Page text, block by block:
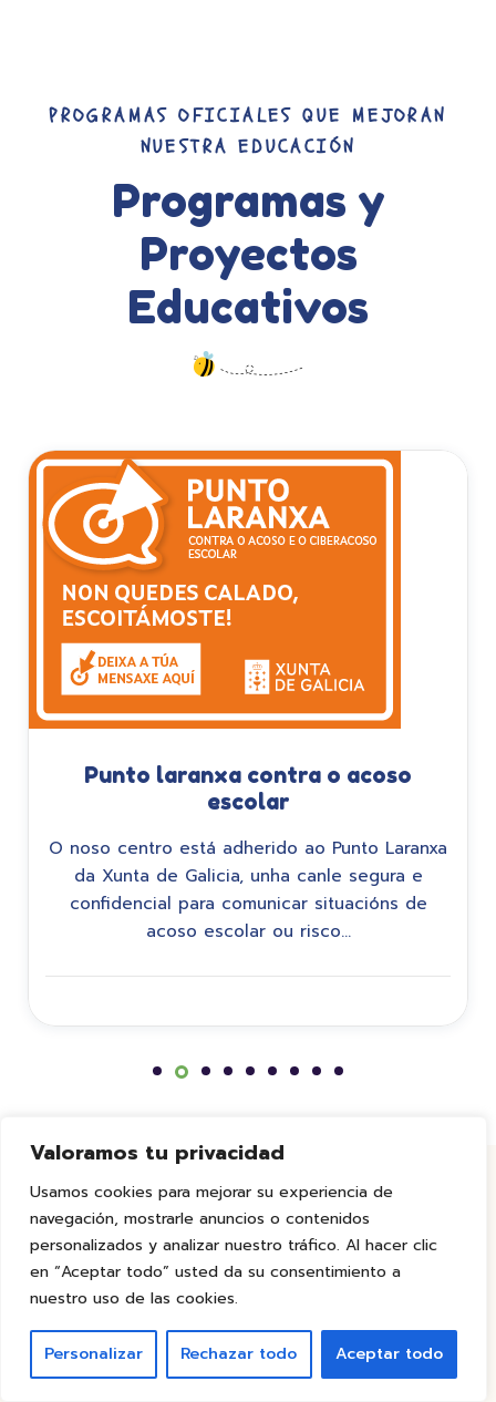
Valoramos tu privacidad
Usamos cookies para mejorar su experiencia de
navegación, mostrarle anuncios o contenidos
personalizados y analizar nuestro tráfico. Al hacer clic
en “Aceptar todo” usted da su consentimiento a
nuestro uso de las cookies.
Personalizar Rechazar todo Aceptar todo
PROGRAMAS OFICIALES QUE MEJORAN
NUESTRA EDUCACIÓN
Programas y
Proyectos
Educativos
Punto laranxa contra o acoso
escolar
O noso centro está adherido ao Punto Laranxa
da Xunta de Galicia, unha canle segura e
confidencial para comunicar situacións de
acoso escolar ou risco…
FAMILIAS Y ALUMNOS NOS CUENTAN SU
EXPERIENCIA
Así es Colegio Vigo